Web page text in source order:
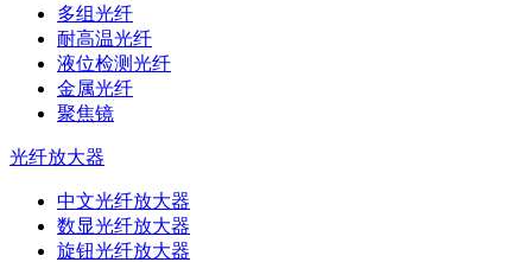
多组光纤
耐高温光纤
液位检测光纤
金属光纤
聚焦镜
光纤放大器
中文光纤放大器
数显光纤放大器
旋钮光纤放大器